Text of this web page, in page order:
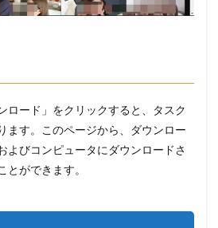
ロード」をクリックすると、タスク
ます。このページから、ダウンロー
よびコンピュータにダウンロードさ
とができます。